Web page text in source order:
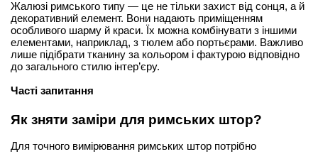
Жалюзі римського типу — це не тільки захист від сонця, а й
декоративний елемент. Вони надають приміщенням
особливого шарму й краси. Їх можна комбінувати з іншими
елементами, наприклад, з тюлем або портьєрами. Важливо
лише підібрати тканину за кольором і фактурою відповідно
до загального стилю інтер’єру.
Часті запитання
Як зняти заміри для римських штор?
Для точного вимірювання римських штор потрібно